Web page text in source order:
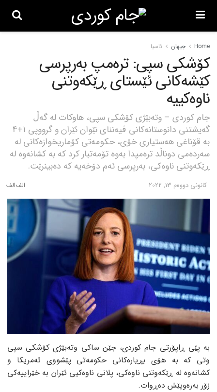
Home جیهان ئاسیا
کۆشکی سپی: ترەمپ بەرپرسی
کێشەکانی ئێستای ڕێکەوتنی
ناوەکییە
جام کوردی – وتەبێژی کۆشکی سپی، هاوکات لە گەڵ
گەیشتنی دانوستانەکانی ڤیەننای نێوان ئێران و گرووپی 1+4
بە قۆناغی هەستیاری خۆی، حکومەتی کۆماریخوازەکانی لە
سەردەمی دوناڵد ترەمپدا بەوە تۆمەتبار کرد کە بە کشانەوە لە
ڕێکەوتنی ناوەکی، بەرپرسی ئەم دۆخەیە کە دەبینرێت.
كانونی دووه‌م 13, 2022
بە پێی ڕاپۆرتی جام کوردی، جێن ساکی وتەبێژی کۆشکی سپی
وتی کە بە هۆی بڕیارەکانی حکومەتی پێشووی ئەمریکا و
کشانەوە لە ڕێکەوتنی ناوەکی، پلانی ناوەکیی ئێران بە خێراییەکی
زۆر بەرەوپێش دەڕوات.